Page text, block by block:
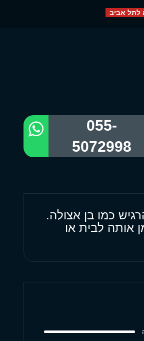
לתל אביב
055-
5072998
כמו בן אצולה.
אותה לבית או